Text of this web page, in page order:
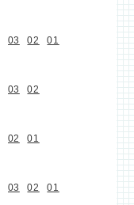
03 02 01
03 02
02 01
03 02 01